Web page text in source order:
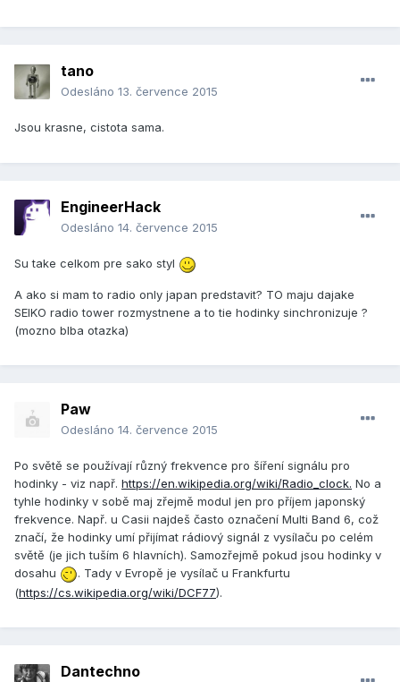
tano
Odesláno 13. července 2015
Jsou krasne, cistota sama.
EngineerHack
Odesláno 14. července 2015
Su take celkom pre sako styl
A ako si mam to radio only japan predstavit? TO maju dajake
SEIKO radio tower rozmystnene a to tie hodinky sinchronizuje ?
(mozno blba otazka)
Paw
Odesláno 14. července 2015
Po světě se používají různý frekvence pro šíření signálu pro
hodinky - viz např. https://en.wikipedia.org/wiki/Radio_clock. No a
tyhle hodinky v sobě maj zřejmě modul jen pro příjem japonský
frekvence. Např. u Casii najdeš často označení Multi Band 6, což
značí, že hodinky umí přijímat rádiový signál z vysílaču po celém
světě (je jich tuším 6 hlavních). Samozřejmě pokud jsou hodinky v
dosahu
. Tady v Evropě je vysílač u Frankfurtu
(https://cs.wikipedia.org/wiki/DCF77).
Dantechno